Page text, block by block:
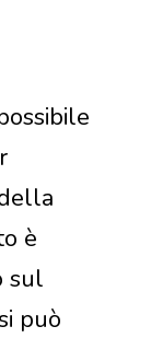
è
sul
può